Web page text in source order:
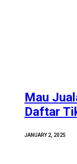
Mau
Daftar
JANUARY 2, 2025